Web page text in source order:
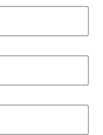
с программой